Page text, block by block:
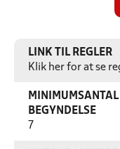
LINK TIL REGLER
Klik her for at se
MINIMUMSANTAL
BEGYNDELSE
7